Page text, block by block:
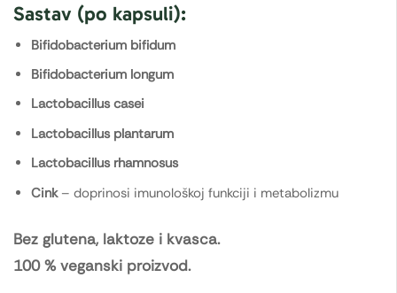
Sastav (po kapsuli):
Bifidobacterium bifidum
Bifidobacterium longum
Lactobacillus casei
Lactobacillus plantarum
Lactobacillus rhamnosus
Cink– doprinosi imunološkoj funkciji i metabolizmu
Bez glutena, laktoze i kvasca.
100 % veganski proizvod.